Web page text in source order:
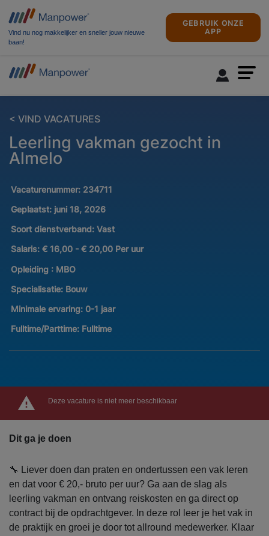
Vind nu nog makkelijker en sneller jouw nieuwe
baan!
GEBRUIK ONZE
APP
< VIND VACATURES
Leerling vakman gezocht in
Almelo
Vacaturenummer: 234711
Geplaatst: juni 18, 2026
Soort dienstverband: Vast
Salaris: € 16,00 - € 20,00 Per uur
Opleiding : MBO
Specialisatie: Bouw
Minimale ervaring: 0-1 jaar
Fulltime/Parttime: Fulltime
Deze vacature is niet meer beschikbaar
Dit ga je doen
🔧 Liever doen dan praten en ondertussen een vak leren
en dat voor € 20,- bruto per uur? Ga aan de slag als
leerling vakman en ontvang reiskosten en ga direct op
contract bij de opdrachtgever. In deze rol leer je het vak in
de praktijk en groei je door tot allround medewerker. Klaar